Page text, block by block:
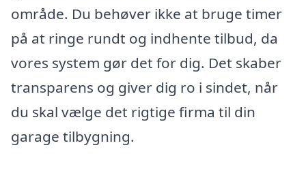
område. Du behøver ikke at bruge timer
på at ringe rundt og indhente tilbud, da
vores system gør det for dig. Det skaber
transparens og giver dig ro i sindet, når
du skal vælge det rigtige firma til din
garage tilbygning.